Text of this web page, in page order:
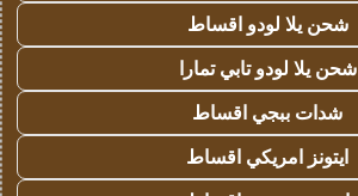
شحن يلا لودو اقساط
شحن يلا لودو تابي تمارا
شدات ببجي اقساط
ايتونز امريكي اقساط